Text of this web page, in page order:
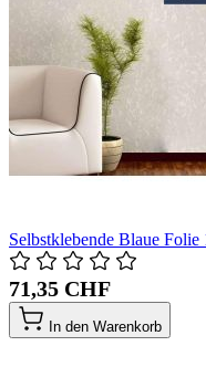
Selbstklebende Blaue
71,35 CHF
In den Warenkorb